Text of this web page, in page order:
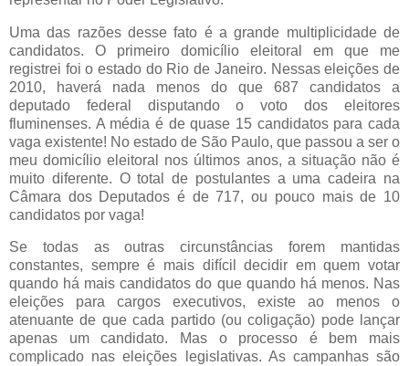
Uma das razões desse fato é a grande multiplicidade de
candidatos. O primeiro domicílio eleitoral em que me
registrei foi o estado do Rio de Janeiro. Nessas eleições de
2010, haverá nada menos do que 687 candidatos a
deputado federal disputando o voto dos eleitores
fluminenses. A média é de quase 15 candidatos para cada
vaga existente! No estado de São Paulo, que passou a ser o
meu domicílio eleitoral nos últimos anos, a situação não é
muito diferente. O total de postulantes a uma cadeira na
Câmara dos Deputados é de 717, ou pouco mais de 10
candidatos por vaga!
Se todas as outras circunstâncias forem mantidas
constantes, sempre é mais difícil decidir em quem votar
quando há mais candidatos do que quando há menos. Nas
eleições para cargos executivos, existe ao menos o
atenuante de que cada partido (ou coligação) pode lançar
apenas um candidato. Mas o processo é bem mais
complicado nas eleições legislativas. As campanhas são